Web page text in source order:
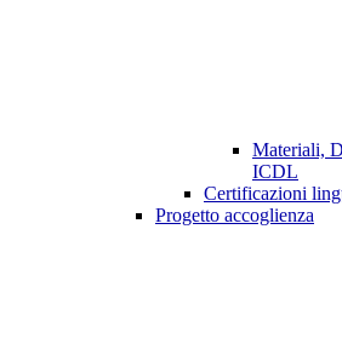
Materiali,
ICDL
Certificazioni
Progetto accoglienza